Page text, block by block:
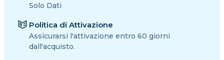
Solo Dati
Politica di Attivazione
Assicurarsi l'attivazione entro 60 giorni
dall'acquisto.